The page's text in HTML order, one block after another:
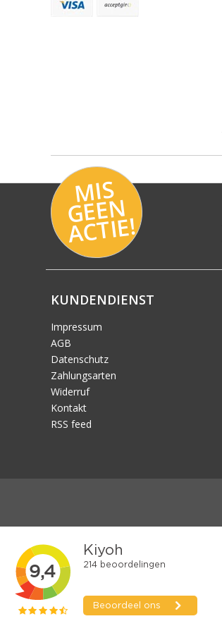
MI
S
G
E
E
N
A
C
TI
E!
KUNDENDIENST
Impressum
AGB
Datenschutz
Zahlungsarten
Widerruf
Kontakt
RSS feed